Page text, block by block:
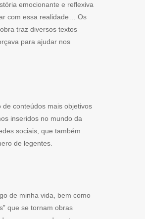
emocionante e reflexiva
com essa realidade… Os
traz diversos textos
para ajudar nos
conteúdos mais objetivos
inseridos no mundo da
sociais, que também
de legentes.
de minha vida, bem como
que se tornam obras